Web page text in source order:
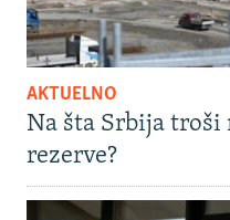
AKTUELNO
Na šta Srbija
rezerve?